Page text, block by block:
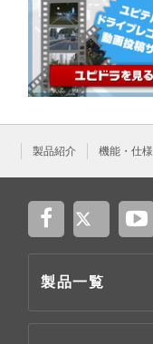
製品紹介 機能・仕様
製品一覧